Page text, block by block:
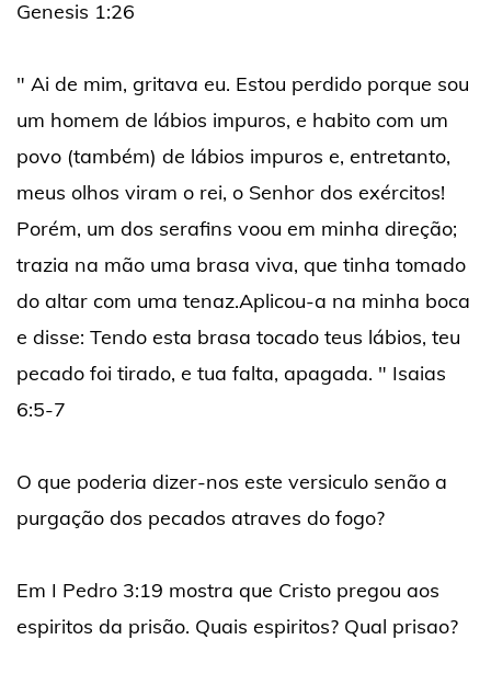
Genesis 1:26
" Ai de mim, gritava eu. Estou perdido porque sou
um homem de lábios impuros, e habito com um
povo (também) de lábios impuros e, entretanto,
meus olhos viram o rei, o Senhor dos exércitos!
Porém, um dos serafins voou em minha direção;
trazia na mão uma brasa viva, que tinha tomado
do altar com uma tenaz.Aplicou-a na minha boca
e disse: Tendo esta brasa tocado teus lábios, teu
pecado foi tirado, e tua falta, apagada. " Isaias
6:5-7
O que poderia dizer-nos este versiculo senão a
purgação dos pecados atraves do fogo?
Em I Pedro 3:19 mostra que Cristo pregou aos
espiritos da prisão. Quais espiritos? Qual prisao?